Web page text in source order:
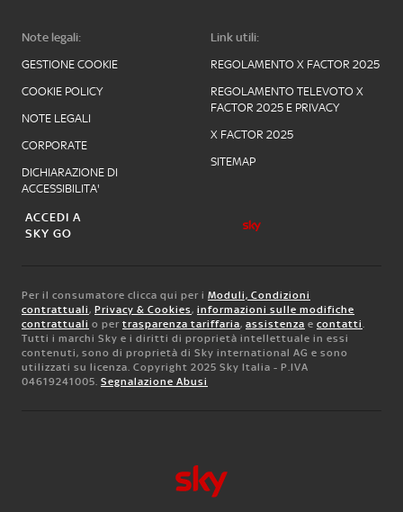
Note legali:
GESTIONE COOKIE
COOKIE POLICY
NOTE LEGALI
CORPORATE
DICHIARAZIONE DI
ACCESSIBILITA'
Link utili:
REGOLAMENTO X FACTOR 2025
REGOLAMENTO TELEVOTO X
FACTOR 2025 E PRIVACY
X FACTOR 2025
SITEMAP
ACCEDI A
SKY GO
Per il consumatore clicca qui per i Moduli, Condizioni
contrattuali, Privacy & Cookies, informazioni sulle modifiche
contrattuali o per trasparenza tariffaria, assistenza e contatti.
Tutti i marchi Sky e i diritti di proprietà intellettuale in essi
contenuti, sono di proprietà di Sky international AG e sono
utilizzati su licenza. Copyright 2025 Sky Italia - P.IVA
04619241005. Segnalazione Abusi